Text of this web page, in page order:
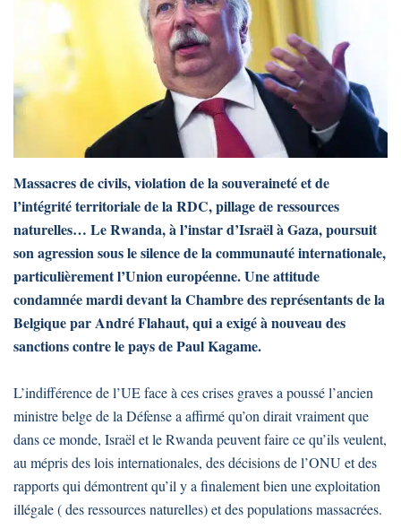
Massacres de civils, violation de la souveraineté et de
l’intégrité territoriale de la RDC, pillage de ressources
naturelles… Le Rwanda, à l’instar d’Israël à Gaza, poursuit
son agression sous le silence de la communauté internationale,
particulièrement l’Union européenne. Une attitude
condamnée mardi devant la Chambre des représentants de la
Belgique par André Flahaut, qui a exigé à nouveau des
sanctions contre le pays de Paul Kagame.
L’indifférence de l’UE face à ces crises graves a poussé l’ancien
ministre belge de la Défense a affirmé qu’on dirait vraiment que
dans ce monde, Israël et le Rwanda peuvent faire ce qu’ils veulent,
au mépris des lois internationales, des décisions de l’ONU et des
rapports qui démontrent qu’il y a finalement bien une exploitation
illégale ( des ressources naturelles) et des populations massacrées.